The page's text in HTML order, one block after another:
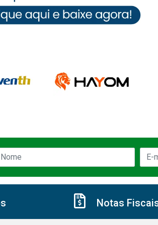
Notas